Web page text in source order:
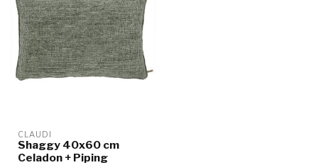
CLAUDI
Shaggy 40x60 cm
Celadon + Piping